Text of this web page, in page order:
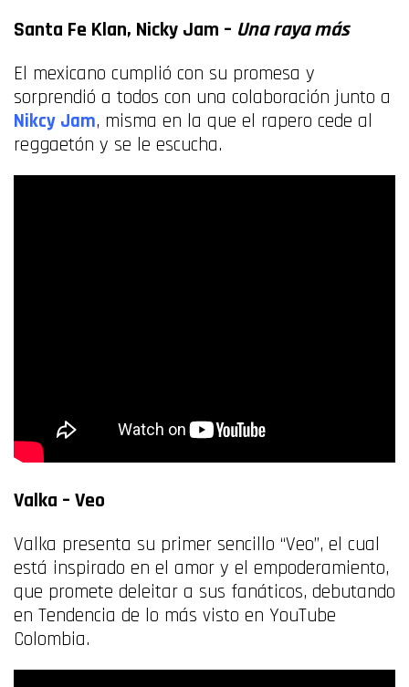
Santa Fe Klan, Nicky Jam – Una raya más
El mexicano cumplió con su promesa y
sorprendió a todos con una colaboración junto a
Nikcy Jam, misma en la que el rapero cede al
reggaetón y se le escucha.
Valka – Veo
Valka presenta su primer sencillo “Veo”, el cual
está inspirado en el amor y el empoderamiento,
que promete deleitar a sus fanáticos, debutando
en Tendencia de lo más visto en YouTube
Colombia.